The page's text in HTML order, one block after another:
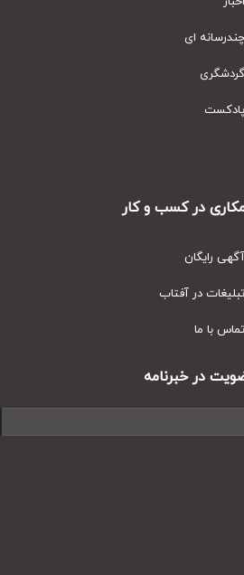
ای
در کسب و کار
رایگان
در آفتاب
با ما
در خبرنامه